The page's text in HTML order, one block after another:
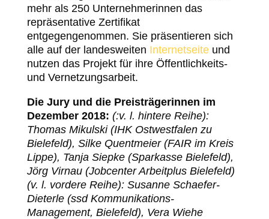
mehr als 250 Unternehmerinnen das
repräsentative Zertifikat
entgegengenommen. Sie präsentieren sich
alle auf der landesweiten Internetseiteund
nutzen das Projekt für ihre Öffentlichkeits-
und Vernetzungsarbeit.
Die Jury und die Preisträgerinnen im
Dezember 2018: (:v. l. hintere Reihe):
Thomas Mikulski (IHK Ostwestfalen zu
Bielefeld), Silke Quentmeier (FAIR im Kreis
Lippe), Tanja Siepke (Sparkasse Bielefeld),
Jörg Virnau (Jobcenter Arbeitplus Bielefeld)
(v. l. vordere Reihe): Susanne Schaefer-
Dieterle (ssd Kommunikations-
Management, Bielefeld), Vera Wiehe